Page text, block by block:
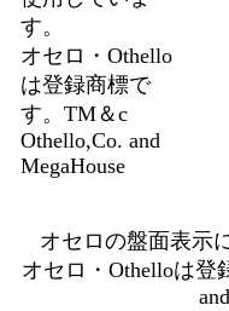
す。
オセロ・Othello
は登録商標で
す。TM＆c
Othello,Co. and
MegaHouse
オセロの盤面表示
オセロ・Othelloは登